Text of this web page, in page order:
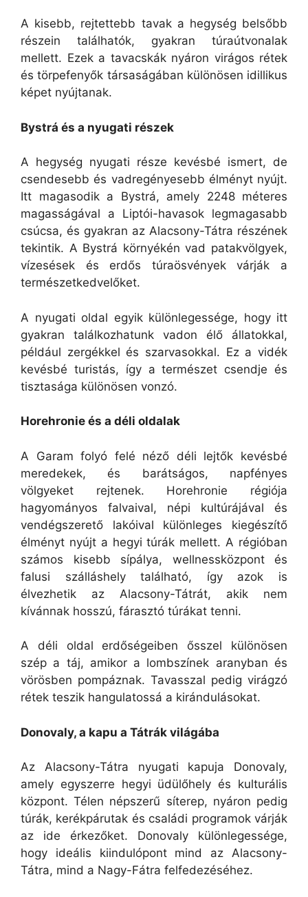
A kisebb, rejtettebb tavak a hegység belsőbb
részein találhatók, gyakran túraútvonalak
mellett. Ezek a tavacskák nyáron virágos rétek
és törpefenyők társaságában különösen idillikus
képet nyújtanak.
Bystrá és a nyugati részek
A hegység nyugati része kevésbé ismert, de
csendesebb és vadregényesebb élményt nyújt.
Itt magasodik a Bystrá, amely 2248 méteres
magasságával a Liptói-havasok legmagasabb
csúcsa, és gyakran az Alacsony-Tátra részének
tekintik. A Bystrá környékén vad patakvölgyek,
vízesések és erdős túraösvények várják a
természetkedvelőket.
A nyugati oldal egyik különlegessége, hogy itt
gyakran találkozhatunk vadon élő állatokkal,
például zergékkel és szarvasokkal. Ez a vidék
kevésbé turistás, így a természet csendje és
tisztasága különösen vonzó.
Horehronie és a déli oldalak
A Garam folyó felé néző déli lejtők kevésbé
meredekek, és barátságos, napfényes
völgyeket rejtenek. Horehronie régiója
hagyományos falvaival, népi kultúrájával és
vendégszerető lakóival különleges kiegészítő
élményt nyújt a hegyi túrák mellett. A régióban
számos kisebb sípálya, wellnessközpont és
falusi szálláshely található, így azok is
élvezhetik az Alacsony-Tátrát, akik nem
kívánnak hosszú, fárasztó túrákat tenni.
A déli oldal erdőségeiben ősszel különösen
szép a táj, amikor a lombszínek aranyban és
vörösben pompáznak. Tavasszal pedig virágzó
rétek teszik hangulatossá a kirándulásokat.
Donovaly, a kapu a Tátrák világába
Az Alacsony-Tátra nyugati kapuja Donovaly,
amely egyszerre hegyi üdülőhely és kulturális
központ. Télen népszerű síterep, nyáron pedig
túrák, kerékpárutak és családi programok várják
az ide érkezőket. Donovaly különlegessége,
hogy ideális kiindulópont mind az Alacsony-
Tátra, mind a Nagy-Fátra felfedezéséhez.